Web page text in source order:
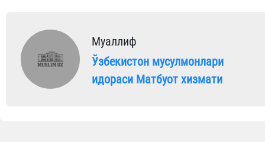
Муаллиф
Ўзбекистон мусулмонлари
идораси Матбуот хизмати